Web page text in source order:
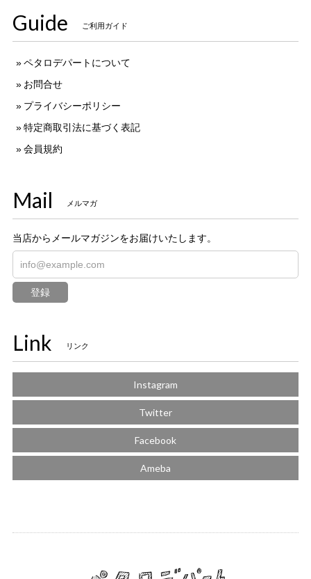
Guide ご利用ガイド
ペタロデパートについて
お問合せ
プライバシーポリシー
特定商取引法に基づく表記
会員規約
Mail メルマガ
当店からメールマガジンをお届けいたします。
登録
Link リンク
Instagram
Twitter
Facebook
Ameba